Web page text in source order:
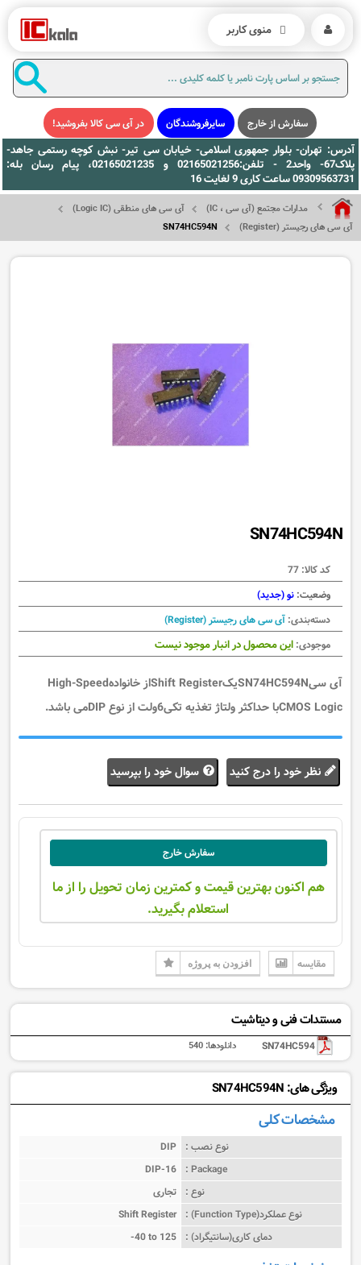
سفارش از خارج سایرفروشندگان در آی سی کالا بفروشید!
آدرس: تهران- بلوار جمهوری اسلامی- خیابان سی تیر- نبش کوچه رستمی جاهد-
پلاک67- واحد2 - تلفن:02165021256 و 02165021235، پیام رسان بله:
09309563731 ساعت کاری 9 لغایت 16
مدارات مجتمع (آی سی ، IC)
آی سی های منطقی (Logic IC)
آی سی های رجیستر (Register)
SN74HC594N
SN74HC594N
کد کالا: 77
وضعیت: نو (جدید)
دسته‌بندی: آی سی های رجیستر (Register)
موجودی: این محصول در انبار موجود نیست
آی سیSN74HC594NیکShift Registerاز خانوادهHigh-Speed
CMOS Logicبا حداکثر ولتاژ تغذیه تکی6ولت از نوع DIPمی باشد.
نظر خود را درج کنید سوال خود را بپرسید
سفارش خارج
هم اکنون بهترین قیمت و کمترین زمان تحویل را از ما
استعلام بگیرید.
مقایسه افزودن به پروژه
مستندات فنی و دیتاشیت
SN74HC594 دانلودها: 540
ویژگی های: SN74HC594N
مشخصات کلی
نوع نصب : DIP
Package :
DIP-16
نوع : تجاری
نوع عملکرد(Function Type) :
Shift Register
دمای کاری(سانتیگراد) : -40 to 125
منوی کاربر